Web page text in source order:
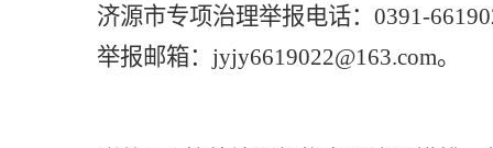
济源市专项治理举报电话： 0391-
举报邮箱： jyjy6619022@163.com。